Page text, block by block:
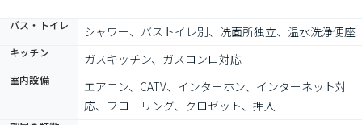
バス・トイレ シャワー、バストイレ別、洗面所独立、温水洗浄便座
キッチン ガスキッチン、ガスコンロ対応
室内設備
エアコン、CATV、インターホン、インターネット対
応、フローリング、クロゼット、押入